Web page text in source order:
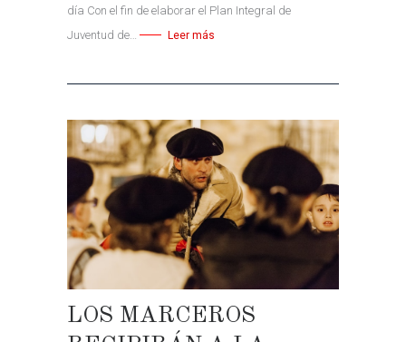
día Con el fin de elaborar el Plan Integral de
Juventud de…
Leer más
LOS MARCEROS